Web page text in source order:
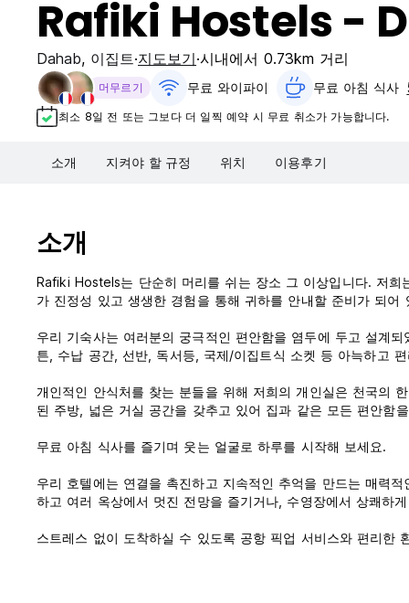
Rafiki Hostels -
Dahab, 이집트 지도보기 시내에서 0.73km 거리
머무르기 무료 와이파이 무료 아침 식사‎
최소 8일 전 또는 그보다 더 일찍 예약 시 무료 취소가 가능합니다.
소개 지켜야 할 규정 위치 이용후기
소개
Rafiki Hostels는 단순히 머리를 쉬는 장소 그 이상입니다. 저
가 진정성 있고 생생한 경험을 통해 귀하를 안내할 준비가 되
우리 기숙사는 여러분의 궁극적인 편안함을 염두에 두고 설계
튼, 수납 공간, 선반, 독서등, 국제/이집트식 소켓 등 아늑하고
개인적인 안식처를 찾는 분들을 위해 저희의 개인실은 천국의
된 주방, 넓은 거실 공간을 갖추고 있어 집과 같은 모든 편안함
무료 아침 식사를 즐기며 웃는 얼굴로 하루를 시작해 보세요.
우리 호텔에는 연결을 촉진하고 지속적인 추억을 만드는 매력
하고 여러 옥상에서 멋진 전망을 즐기거나, 수영장에서 상쾌하
스트레스 없이 도착하실 수 있도록 공항 픽업 서비스와 편리한